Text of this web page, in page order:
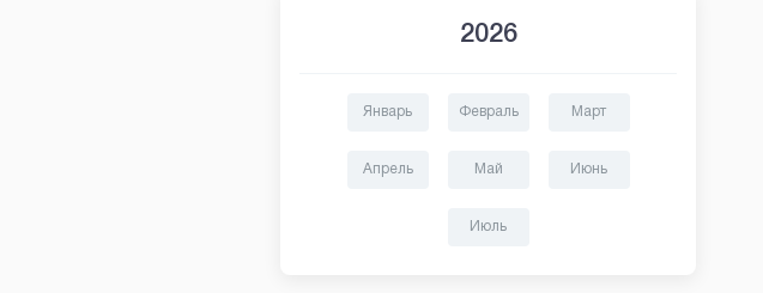
2026
Январь Февраль Март
Апрель Май Июнь
Июль